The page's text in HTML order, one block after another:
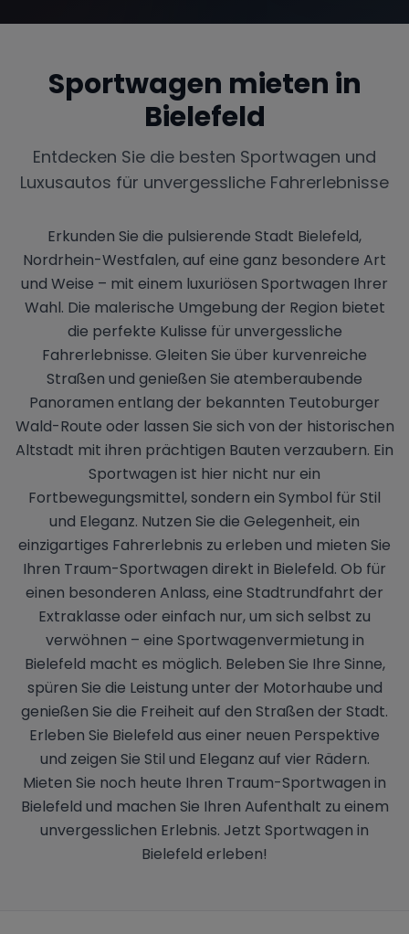
Sportwagen mieten in
Bielefeld
Entdecken Sie die besten Sportwagen und
Luxusautos für unvergessliche Fahrerlebnisse
Erkunden Sie die pulsierende Stadt Bielefeld,
Nordrhein-Westfalen, auf eine ganz besondere Art
und Weise – mit einem luxuriösen Sportwagen Ihrer
Wahl. Die malerische Umgebung der Region bietet
die perfekte Kulisse für unvergessliche
Fahrerlebnisse. Gleiten Sie über kurvenreiche
Straßen und genießen Sie atemberaubende
Panoramen entlang der bekannten Teutoburger
Wald-Route oder lassen Sie sich von der historischen
Altstadt mit ihren prächtigen Bauten verzaubern. Ein
Sportwagen ist hier nicht nur ein
Fortbewegungsmittel, sondern ein Symbol für Stil
und Eleganz. Nutzen Sie die Gelegenheit, ein
einzigartiges Fahrerlebnis zu erleben und mieten Sie
Ihren Traum-Sportwagen direkt in Bielefeld. Ob für
einen besonderen Anlass, eine Stadtrundfahrt der
Extraklasse oder einfach nur, um sich selbst zu
verwöhnen – eine Sportwagenvermietung in
Bielefeld macht es möglich. Beleben Sie Ihre Sinne,
spüren Sie die Leistung unter der Motorhaube und
genießen Sie die Freiheit auf den Straßen der Stadt.
Erleben Sie Bielefeld aus einer neuen Perspektive
und zeigen Sie Stil und Eleganz auf vier Rädern.
Mieten Sie noch heute Ihren Traum-Sportwagen in
Bielefeld und machen Sie Ihren Aufenthalt zu einem
unvergesslichen Erlebnis. Jetzt Sportwagen in
Bielefeld erleben!